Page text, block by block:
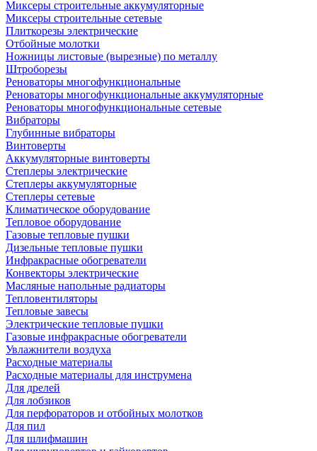
Миксеры строительные аккумуляторные
Миксеры строительные сетевые
Плиткорезы электрические
Отбойные молотки
Ножницы листовые (вырезные) по металлу
Штроборезы
Реноваторы многофункциональные
Реноваторы многофункциональные аккумуляторные
Реноваторы многофункциональные сетевые
Вибраторы
Глубинные вибраторы
Винтоверты
Аккумуляторные винтоверты
Степлеры электрические
Степлеры аккумуляторные
Степлеры сетевые
Климатическое оборудование
Тепловое оборудование
Газовые тепловые пушки
Дизельные тепловые пушки
Инфракрасные обогреватели
Конвекторы электрические
Масляные напольные радиаторы
Тепловентиляторы
Тепловые завесы
Электрические тепловые пушки
Газовые инфракрасные обогреватели
Увлажнители воздуха
Расходные материалы
Расходные материалы для инструмена
Для дрелей
Для лобзиков
Для перфораторов и отбойных молотков
Для пил
Для шлифмашин